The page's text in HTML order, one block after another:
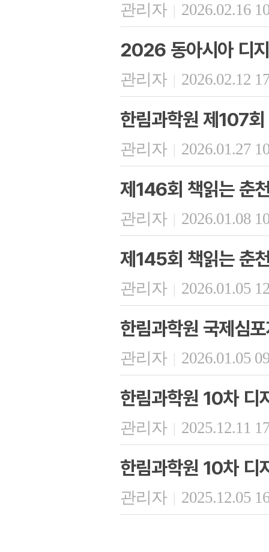
관리자 | 2026.02.16
2026 동아시아 디
관리자 | 2026.02.12
한림과학원 제107
관리자 | 2026.01.27
제146회 책읽는 춘
관리자 | 2026.01.08
제145회 책읽는 춘
관리자 | 2026.01.05
한림과학원 국제심
관리자 | 2026.01.05
한림과학원 10차 디
관리자 | 2025.12.11
한림과학원 10차 디
관리자 | 2025.12.05